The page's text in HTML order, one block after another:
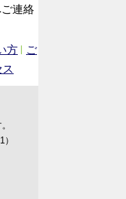
連絡
方
ご
。